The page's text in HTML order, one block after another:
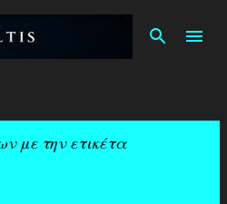
με την ετικέτα